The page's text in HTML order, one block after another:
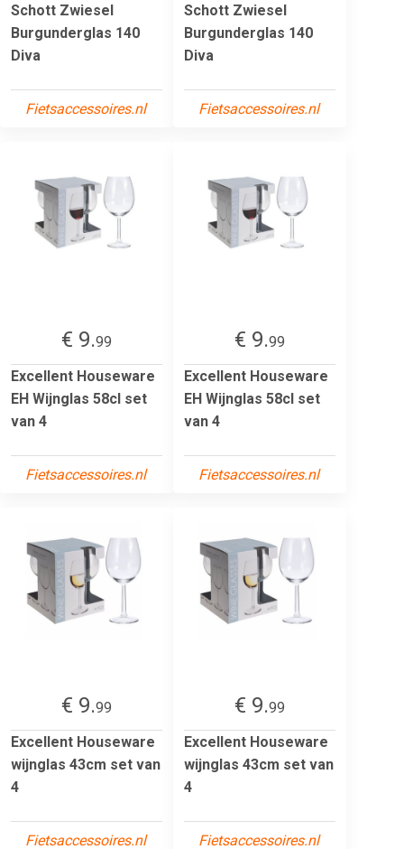
Schott Zwiesel
Burgunderglas 140
Diva
Fietsaccessoires.nl
Schott Zwiesel
Burgunderglas 140
Diva
Fietsaccessoires.nl
€ 9.99
Excellent Houseware
EH Wijnglas 58cl set
van 4
Fietsaccessoires.nl
€ 9.99
Excellent Houseware
EH Wijnglas 58cl set
van 4
Fietsaccessoires.nl
€ 9.99
Excellent Houseware
wijnglas 43cm set van
4
Fietsaccessoires.nl
€ 9.99
Excellent Houseware
wijnglas 43cm set van
4
Fietsaccessoires.nl